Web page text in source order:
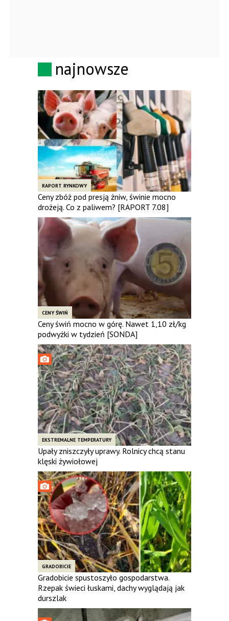
najnowsze
RAPORT RYNKOWY
Ceny zbóż pod presją żniw, świnie mocno
drożeją. Co z paliwem? [RAPORT 7.08]
CENY ŚWIŃ
Ceny świń mocno w górę. Nawet 1,10 zł/kg
podwyżki w tydzień [SONDA]
EKSTREMALNE TEMPERATURY
Upały zniszczyły uprawy. Rolnicy chcą stanu
klęski żywiołowej
GRADOBICIE
Gradobicie spustoszyło gospodarstwa.
Rzepak świeci łuskami, dachy wyglądają jak
durszlak